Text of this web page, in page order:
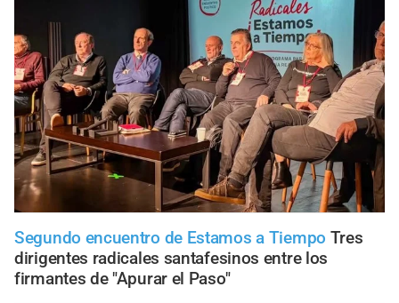
Segundo encuentro de Estamos a Tiempo Tres
dirigentes radicales santafesinos entre los
firmantes de "Apurar el Paso"